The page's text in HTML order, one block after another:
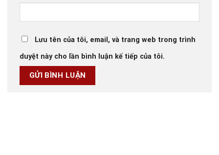
Lưu tên của tôi, email, và trang web trong trình
duyệt này cho lần bình luận kế tiếp của tôi.